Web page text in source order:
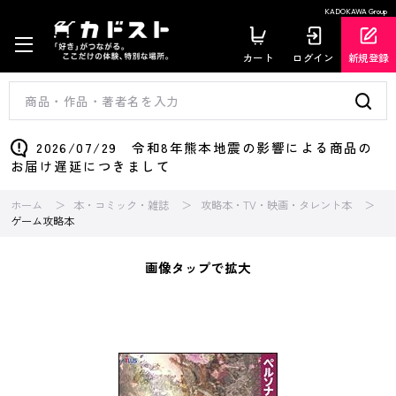
KADOKAWA Group
カート ログイン 新規登録
2026/07/29 令和8年熊本地震の影響による商品の
お届け遅延につきまして
ホーム 本・コミック・雑誌
攻略本・TV・映画・タレント本
ゲーム攻略本
画像タップで拡大